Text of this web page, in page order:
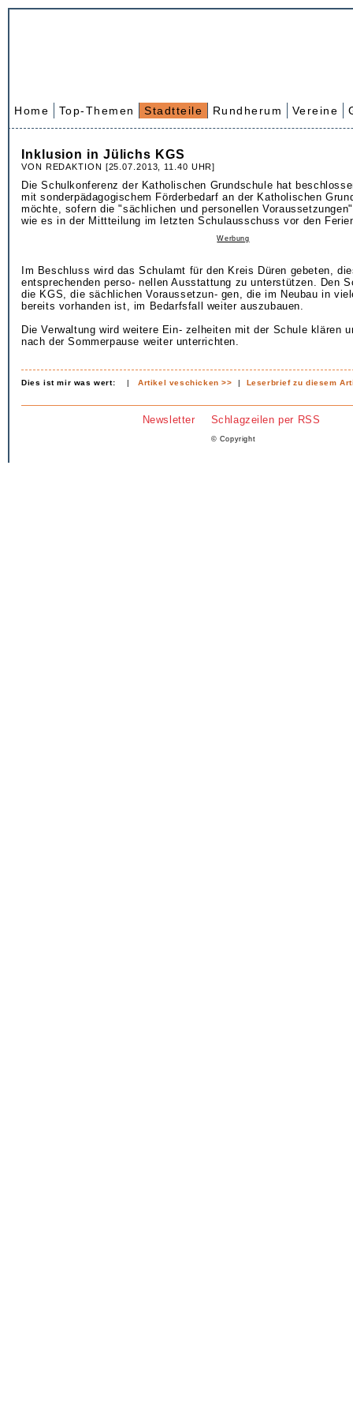
Home Top-Themen Stadtteile Rundherum Vereine
Inklusion in Jülichs KGS
VON REDAKTION [25.07.2013, 11.40 UHR]
Die Schulkonferenz der Katholischen Grundschule hat
mit sonderpädagogischem Förderbedarf an der Katholischen
möchte, sofern die "sächlichen und personellen
wie es in der Mittteilung im letzten Schulausschuss vor den
Werbung
Im Beschluss wird das Schulamt für den Kreis Düren gebeten,
entsprechenden perso- nellen Ausstattung zu unterstützen. Den
die KGS, die sächlichen Voraussetzun- gen, die im Neubau in
bereits vorhanden ist, im Bedarfsfall weiter auszubauen.
Die Verwaltung wird weitere Ein- zelheiten mit der Schule klären
nach der Sommerpause weiter unterrichten.
Dies ist mir was wert: |Artikel veschicken >> | Leserbrief zu diesem
Newsletter Schlagzeilen per RSS
© Copyright